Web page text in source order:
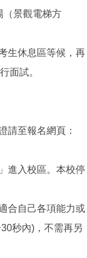
（景觀電梯方
生休息區等候，再
面試。
請至報名網頁：
進入校區。本校停
合自己各項能力或
秒內)，不需再另